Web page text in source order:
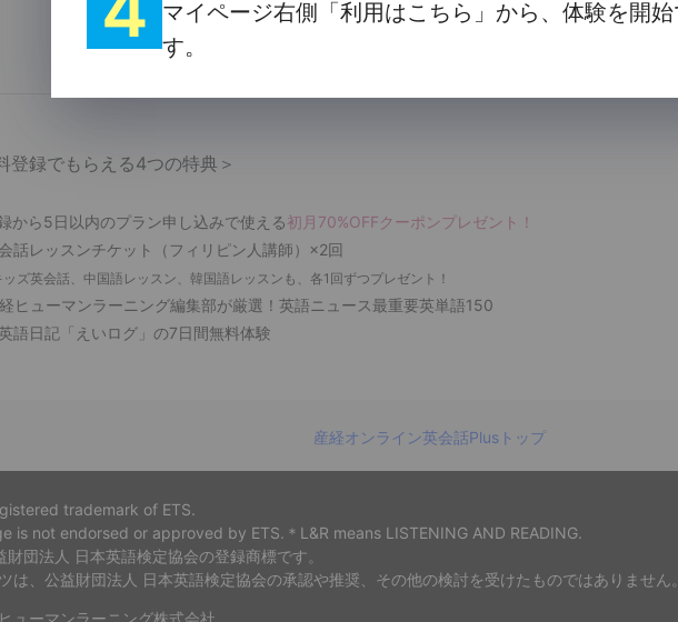
アドレス、ID、パスワード等のログイン情報及
員の各人が保有するメールアドレス、ID、パス
ン情報及び本サービスの利用に必要な情報を登
て、利用できるアカウントをいいます。
「利用者」とは、会員から「サブアカウント」
「無料体験レッスン」とは、会員もしくは利用
録時に無料で受講できるレッスンをいいます。
利用料金が設定されたものをいいます。
「有料会員」とは、会員のうち、クレジットカ
マイページログイン
登録でもらえる4つの特典＞
から5日以内のプラン申し込みで使える初月70%OFFクーポンプレゼント！
話レッスンチケット（フィリピン人講師）×2回
ズ英会話、中国語レッスン、韓国語レッスンも、各1回ずつプレゼント！
ヒューマンラーニング編集部が厳選！英語ニュース最重要英単語150
語日記「えいログ」の7日間無料体験
マイページ右側「利用はこちら」から、体験を開始
す。
産経オンライン英会話Plusトップ
trademark of ETS.
is not endorsed or approved by ETS.＊L&R means LISTENING AND READING.
団法人 日本英語検定協会の登録商標です。
は、公益財団法人 日本英語検定協会の承認や推奨、その他の検討を受けたものではありません。
ューマンラーニング株式会社